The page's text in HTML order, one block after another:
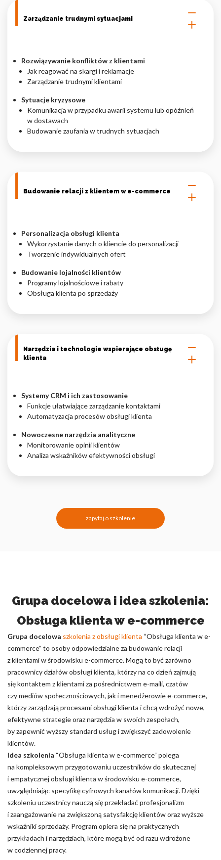
Zarządzanie trudnymi sytuacjami
Rozwiązywanie konfliktów z klientami
Jak reagować na skargi i reklamacje
Zarządzanie trudnymi klientami
Sytuacje kryzysowe
Komunikacja w przypadku awarii systemu lub opóźnień
w dostawach
Budowanie zaufania w trudnych sytuacjach
Budowanie relacji z klientem w e-commerce
Personalizacja obsługi klienta
Wykorzystanie danych o kliencie do personalizacji
Tworzenie indywidualnych ofert
Budowanie lojalności klientów
Programy lojalnościowe i rabaty
Obsługa klienta po sprzedaży
Narzędzia i technologie wspierające obsługę
klienta
Systemy CRM i ich zastosowanie
Funkcje ułatwiające zarządzanie kontaktami
Automatyzacja procesów obsługi klienta
Nowoczesne narzędzia analityczne
Monitorowanie opinii klientów
Analiza wskaźników efektywności obsługi
zapytaj o szkolenie
Grupa docelowa i idea szkolenia:
Obsługa klienta w e-commerce
Grupa docelowa szkolenia z obsługi klienta “Obsługa klienta w e-
commerce” to osoby odpowiedzialne za budowanie relacji
z klientami w środowisku e-commerce. Mogą to być zarówno
pracownicy działów obsługi klienta, którzy na co dzień zajmują
się kontaktem z klientami za pośrednictwem e-maili, czatów
czy mediów społecznościowych, jak i menedżerowie e-commerce,
którzy zarządzają procesami obsługi klienta i chcą wdrożyć nowe,
efektywne strategie oraz narzędzia w swoich zespołach,
by zapewnić wyższy standard usług i zwiększyć zadowolenie
klientów.
Idea szkolenia “Obsługa klienta w e-commerce” polega
na kompleksowym przygotowaniu uczestników do skutecznej
i empatycznej obsługi klienta w środowisku e-commerce,
uwzględniając specyfikę cyfrowych kanałów komunikacji. Dzięki
szkoleniu uczestnicy nauczą się przekładać profesjonalizm
i zaangażowanie na zwiększoną satysfakcję klientów oraz wyższe
wskaźniki sprzedaży. Program opiera się na praktycznych
przykładach i narzędziach, które mogą być od razu wdrożone
w codziennej pracy.